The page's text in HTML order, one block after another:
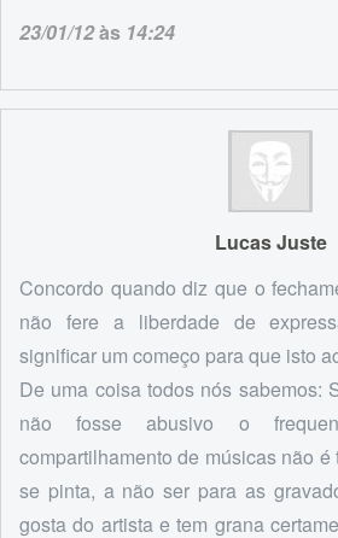
23/01/12às 14:24
Lucas Juste
Concordo quando diz que o
não fere a liberdade de
significar um começo para que isto
De uma coisa todos nós sabemos:
não fosse abusivo o
compartilhamento de músicas não
se pinta, a não ser para as
gosta do artista e tem grana